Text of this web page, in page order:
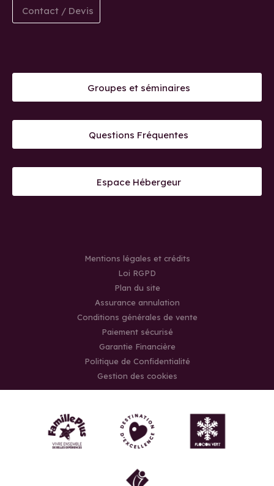
Contact / Devis
Groupes et séminaires
Questions Fréquentes
Espace Hébergeur
Mentions légales et crédits
Loi RGPD
Plan du site
Assurance annulation
Conditions générales de vente
Paiement sécurisé
Garantie Financière
Politique de Confidentialité
Gestion des cookies